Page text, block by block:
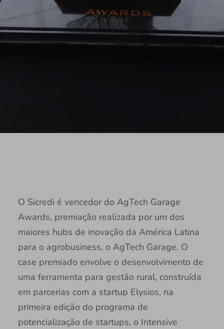
O Sicredi é vencedor do AgTech Garage
Awards, premiação realizada por um dos
maiores hubs de inovação da América Latina
para o agrobusiness, o AgTech Garage. O
case premiado envolve o desenvolvimento de
uma ferramenta para gestão rural, construída
em parcerias com a startup Elysios, na
primeira edição do programa de
potencialização de startups, o Intensive